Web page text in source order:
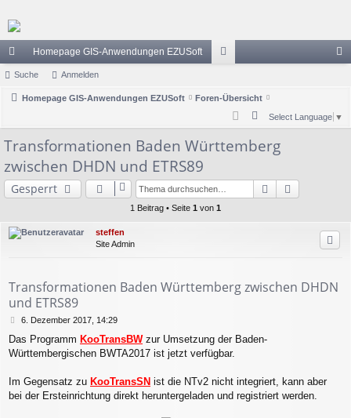
ch
ne
ug
riff
Homepage GIS-Anwendungen EZUSoft
en
el
Suche Anmelden
Homepage GIS-Anwendungen EZUSoft Foren-Übersicht
Select Language ▼
c
e
Transformationen Baden Württemberg
zwischen DHDN und ETRS89
Gesperrt Suche
1 Beitrag • Seite 1 von 1
steffen
Site Admin
Transformationen Baden Württemberg zwischen DHDN
und ETRS89
B
i
t
a
g
6. Dezember 2017, 14:29
Das Programm KooTransBWzur Umsetzung der Baden-
Württembergischen BWTA2017 ist jetzt verfügbar.
Im Gegensatz zu KooTransSN ist die NTv2 nicht integriert, kann aber
bei der Ersteinrichtung direkt heruntergeladen und registriert werden.